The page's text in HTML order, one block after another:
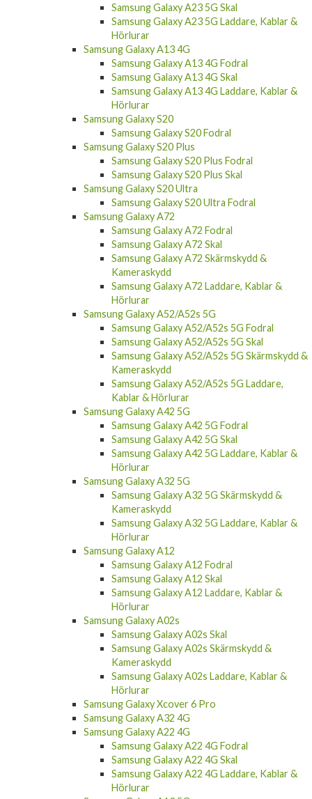
Samsung Galaxy A23 5G Skal
Samsung Galaxy A23 5G Laddare, Kablar &
Hörlurar
Samsung Galaxy A13 4G
Samsung Galaxy A13 4G Fodral
Samsung Galaxy A13 4G Skal
Samsung Galaxy A13 4G Laddare, Kablar &
Hörlurar
Samsung Galaxy S20
Samsung Galaxy S20 Fodral
Samsung Galaxy S20 Plus
Samsung Galaxy S20 Plus Fodral
Samsung Galaxy S20 Plus Skal
Samsung Galaxy S20 Ultra
Samsung Galaxy S20 Ultra Fodral
Samsung Galaxy A72
Samsung Galaxy A72 Fodral
Samsung Galaxy A72 Skal
Samsung Galaxy A72 Skärmskydd &
Kameraskydd
Samsung Galaxy A72 Laddare, Kablar &
Hörlurar
Samsung Galaxy A52/A52s 5G
Samsung Galaxy A52/A52s 5G Fodral
Samsung Galaxy A52/A52s 5G Skal
Samsung Galaxy A52/A52s 5G Skärmskydd &
Kameraskydd
Samsung Galaxy A52/A52s 5G Laddare,
Kablar & Hörlurar
Samsung Galaxy A42 5G
Samsung Galaxy A42 5G Fodral
Samsung Galaxy A42 5G Skal
Samsung Galaxy A42 5G Laddare, Kablar &
Hörlurar
Samsung Galaxy A32 5G
Samsung Galaxy A32 5G Skärmskydd &
Kameraskydd
Samsung Galaxy A32 5G Laddare, Kablar &
Hörlurar
Samsung Galaxy A12
Samsung Galaxy A12 Fodral
Samsung Galaxy A12 Skal
Samsung Galaxy A12 Laddare, Kablar &
Hörlurar
Samsung Galaxy A02s
Samsung Galaxy A02s Skal
Samsung Galaxy A02s Skärmskydd &
Kameraskydd
Samsung Galaxy A02s Laddare, Kablar &
Hörlurar
Samsung Galaxy Xcover 6 Pro
Samsung Galaxy A32 4G
Samsung Galaxy A22 4G
Samsung Galaxy A22 4G Fodral
Samsung Galaxy A22 4G Skal
Samsung Galaxy A22 4G Laddare, Kablar &
Hörlurar